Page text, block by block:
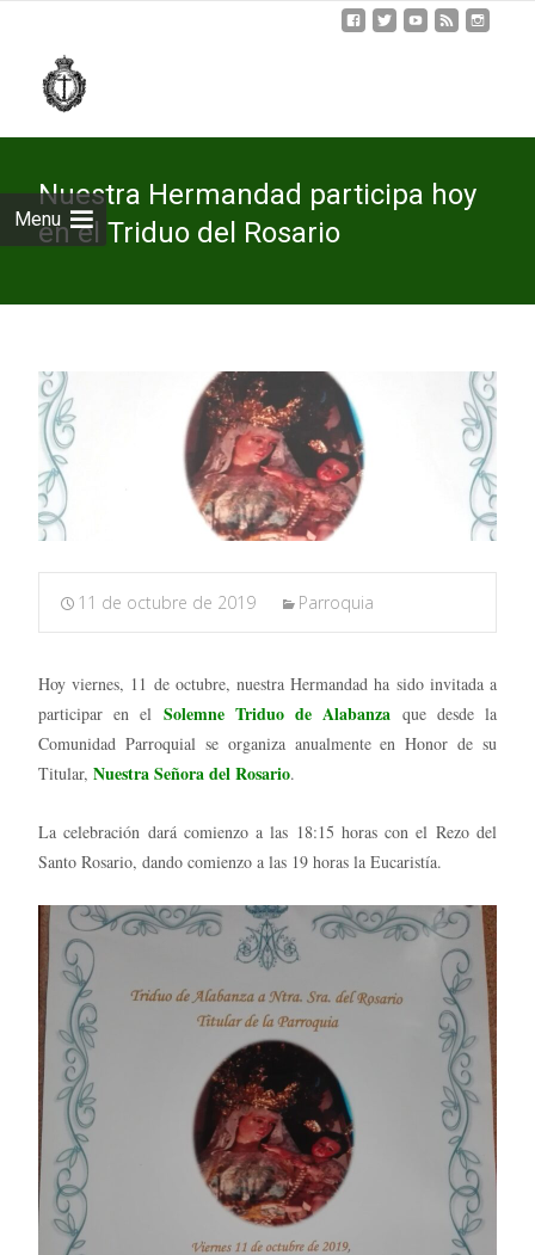
Menu
Nuestra Hermandad participa hoy
en el Triduo del Rosario
11 de octubre de 2019 Parroquia
Hoy viernes, 11 de octubre, nuestra Hermandad ha sido invitada a
participar en el Solemne Triduo de Alabanza que desde la
Comunidad Parroquial se organiza anualmente en Honor de su
Titular, Nuestra Señora del Rosario.
La celebración dará comienzo a las 18:15 horas con el Rezo del
Santo Rosario, dando comienzo a las 19 horas la Eucaristía.